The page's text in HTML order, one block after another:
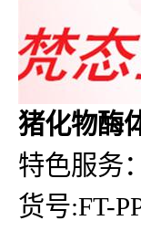
猪化物酶
特色服务
货号:FT-